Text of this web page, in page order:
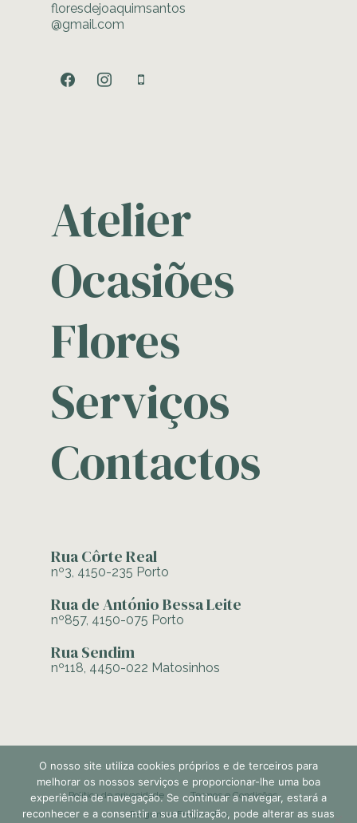
floresdejoaquimsantos
@gmail.com
facebookinstagrammobile
Atelier
Ocasiões
Flores
Serviços
Contactos
Rua Côrte Real
nº3, 4150-235 Porto
Rua de António Bessa Leite
nº857, 4150-075 Porto
Rua Sendim
nº118, 4450-022 Matosinhos
Política de privacidade
Termos e Condições
Perguntas Frequentes
O nosso site utiliza cookies próprios e de terceiros para
melhorar os nossos serviços e proporcionar-lhe uma boa
experiência de navegação. Se continuar a navegar, estará a
reconhecer e a consentir a sua utilização, pode alterar as suas